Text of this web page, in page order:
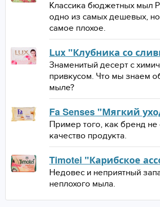
Классика бюджетных мыл
одно из самых дешевых,
самое плохое.
Lux "Клубника со
Знаменитый десерт с
привкусом. Что мы знаем
мыле?
Fa Senses "Мягкий
Пример того, как бренд не
качество продукта.
Timotei "Карибское
Недовес и неприятный
неплохого мыла.